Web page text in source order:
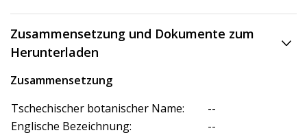
Zusammensetzung und Dokumente zum
Herunterladen
Zusammensetzung
Tschechischer botanischer Name:
--
Englische Bezeichnung:
--